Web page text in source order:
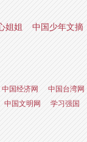
姐姐 中国少年文摘
中国经济网 中国台湾网
中国文明网 学习强国